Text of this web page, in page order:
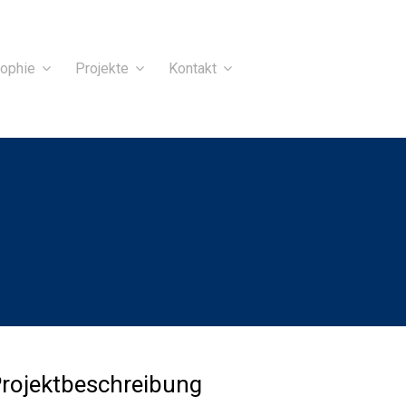
Projekte Kontakt